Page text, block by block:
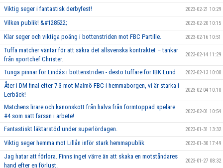
Viktig seger i fantastisk derbyfest! 2023-02-21 10:29
Vilken publik! &#128522; 2023-02-20 10:15
Klar seger och viktiga poäng i bottenstriden mot FBC Partille. 2023-02-16 10:51
Tuffa matcher väntar för att säkra det allsvenska kontraktet – tankar
från sportchef Christer.
2023-02-14 11:29
Tunga pinnar för Lindås i bottenstriden - desto tuffare för IBK Lund 2023-02-13 10:00
Åter i DM-final efter 7-3 mot Malmö FBC i hemmaborgen, vi är starka i
Lerbäck!
2023-02-04 10:10
Matchens lirare och kanonskott från halva från formtoppad spelare
#4 som satt farsan i arbete!
2023-02-01 10:54
Fantastiskt läktarstöd under superlördagen. 2023-01-31 13:32
Viktig seger hemma mot Lillån inför stark hemmapublik 2023-01-30 17:49
Jag hatar att förlora. Finns inget värre än att skaka en motståndares
hand efter en förlust.
2023-01-27 08:32